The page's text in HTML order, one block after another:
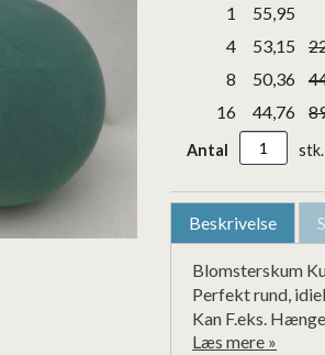
1 55,95
4
53,15
8
50,36
16
44,76
Antal stk.
Beskrivelse
Blomsterskum
Perfekt rund,
Kan F.eks. Hænge
Våd Skum
Læs mere »